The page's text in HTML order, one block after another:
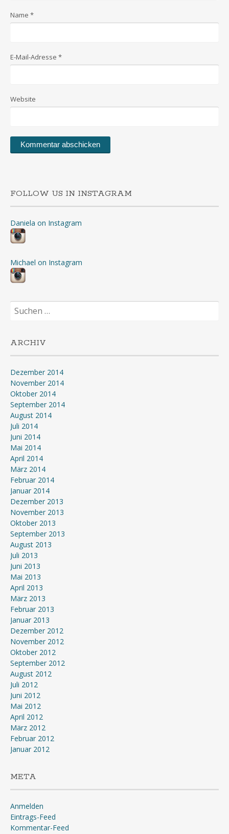
Name *
E-Mail-Adresse *
Website
FOLLOW US IN INSTAGRAM
Daniela on Instagram
Michael on Instagram
Suchen
nach:
ARCHIV
Dezember 2014
November 2014
Oktober 2014
September 2014
August 2014
Juli 2014
Juni 2014
Mai 2014
April 2014
März 2014
Februar 2014
Januar 2014
Dezember 2013
November 2013
Oktober 2013
September 2013
August 2013
Juli 2013
Juni 2013
Mai 2013
April 2013
März 2013
Februar 2013
Januar 2013
Dezember 2012
November 2012
Oktober 2012
September 2012
August 2012
Juli 2012
Juni 2012
Mai 2012
April 2012
März 2012
Februar 2012
Januar 2012
META
Anmelden
Eintrags-Feed
Kommentar-Feed